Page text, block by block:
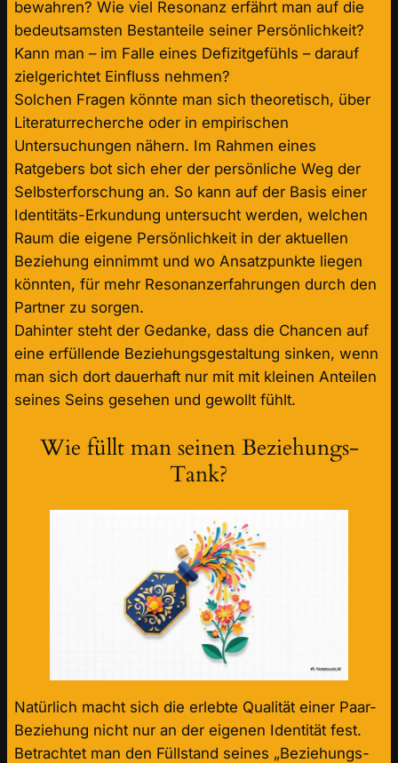
bewahren? Wie viel Resonanz erfährt man auf die
bedeutsamsten Bestanteile seiner Persönlichkeit?
Kann man – im Falle eines Defizitgefühls – darauf
zielgerichtet Einfluss nehmen?
Solchen Fragen könnte man sich theoretisch, über
Literaturrecherche oder in empirischen
Untersuchungen nähern. Im Rahmen eines
Ratgebers bot sich eher der persönliche Weg der
Selbsterforschung an. So kann auf der Basis einer
Identitäts-Erkundung untersucht werden, welchen
Raum die eigene Persönlichkeit in der aktuellen
Beziehung einnimmt und wo Ansatzpunkte liegen
könnten, für mehr Resonanzerfahrungen durch den
Partner zu sorgen.
Dahinter steht der Gedanke, dass die Chancen auf
eine erfüllende Beziehungsgestaltung sinken, wenn
man sich dort dauerhaft nur mit mit kleinen Anteilen
seines Seins gesehen und gewollt fühlt.
Wie füllt man seinen Beziehungs-
Tank?
Natürlich macht sich die erlebte Qualität einer Paar-
Beziehung nicht nur an der eigenen Identität fest.
Betrachtet man den Füllstand seines „Beziehungs-